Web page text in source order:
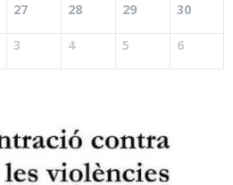
27 28 29 30
3 4 5 6